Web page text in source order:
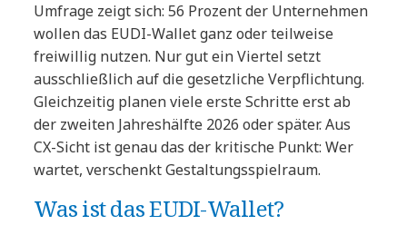
Umfrage zeigt sich: 56 Prozent der Unternehmen
wollen das EUDI-Wallet ganz oder teilweise
freiwillig nutzen. Nur gut ein Viertel setzt
ausschließlich auf die gesetzliche Verpflichtung.
Gleichzeitig planen viele erste Schritte erst ab
der zweiten Jahreshälfte 2026 oder später. Aus
CX-Sicht ist genau das der kritische Punkt: Wer
wartet, verschenkt Gestaltungsspielraum.
Was ist das EUDI-Wallet?